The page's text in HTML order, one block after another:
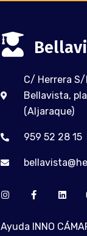
C/ Herrera S/
Bellavista,
(Aljaraque)
959 52 28 15
Ayuda INNO